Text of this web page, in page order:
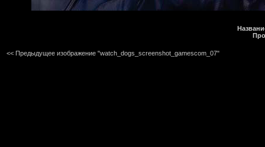
<< Предыдущее изображение "watch_dogs_screenshot_gamescom_07"